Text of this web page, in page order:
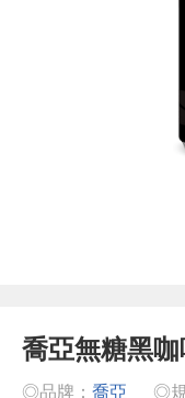
喬亞無糖黑
◎品牌： 喬亞
◎